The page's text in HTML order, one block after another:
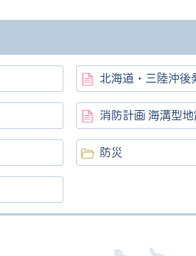
北海道・三陸沖後
消防計画 海溝型地
防災